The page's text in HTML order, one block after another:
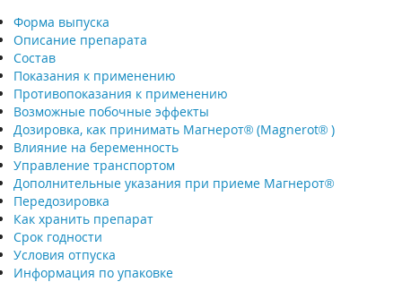
Форма выпуска
Описание препарата
Состав
Показания к применению
Противопоказания к применению
Возможные побочные эффекты
Дозировка, как принимать Магнерот® (Magnerot® )
Влияние на беременность
Управление транспортом
Дополнительные указания при приеме Магнерот®
Передозировка
Как хранить препарат
Срок годности
Условия отпуска
Информация по упаковке